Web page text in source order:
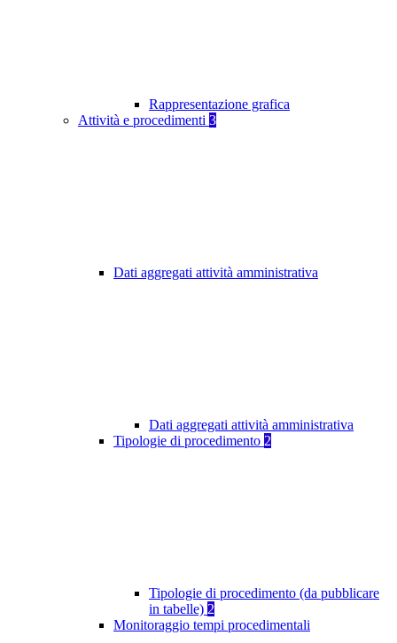
Rappresentazione grafica
Attività e procedimenti 3
Dati aggregati attività amministrativa
Dati aggregati attività amministrativa
Tipologie di procedimento 2
Tipologie di procedimento (da pubblicare
in tabelle) 2
Monitoraggio tempi procedimentali